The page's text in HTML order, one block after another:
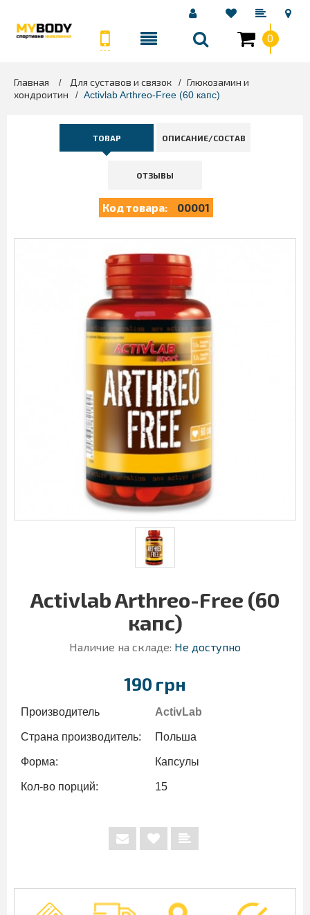
0
Главная > Для суставов и связок > Глюкозамин и
хондроитин
> Activlab Arthreo-Free (60 капс)
ТОВАР ОПИСАНИЕ/СОСТАВ
ОТЗЫВЫ
Код товара: 00001
Activlab Arthreo-Free (60
капс)
Наличие на складе: Не доступно
190 грн
Производитель ActivLab
Страна производитель: Польша
Форма: Капсулы
Кол-во порций: 15